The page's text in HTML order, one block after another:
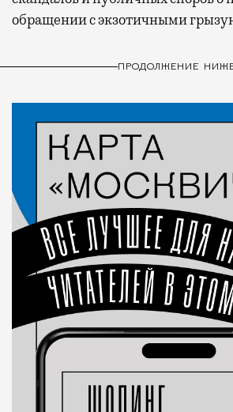
обращении с экзотичными
ПРОДОЛЖЕНИЕ